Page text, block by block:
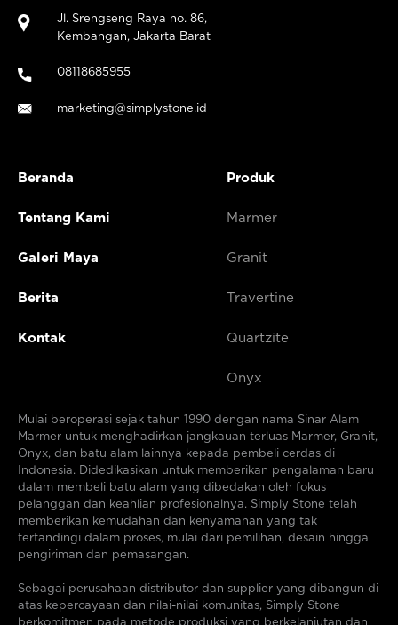
Jl. Srengseng Raya no. 86,
Kembangan, Jakarta Barat
08118685955
marketing@simplystone.id
Beranda
Tentang Kami
Galeri Maya
Berita
Kontak
Produk
Marmer
Granit
Travertine
Quartzite
Onyx
Mulai beroperasi sejak tahun 1990 dengan nama Sinar Alam
Marmer untuk menghadirkan jangkauan terluas Marmer, Granit,
Onyx, dan batu alam lainnya kepada pembeli cerdas di
Indonesia. Didedikasikan untuk memberikan pengalaman baru
dalam membeli batu alam yang dibedakan oleh fokus
pelanggan dan keahlian profesionalnya. Simply Stone telah
memberikan kemudahan dan kenyamanan yang tak
tertandingi dalam proses, mulai dari pemilihan, desain hingga
pengiriman dan pemasangan.
Sebagai perusahaan distributor dan supplier yang dibangun di
atas kepercayaan dan nilai-nilai komunitas, Simply Stone